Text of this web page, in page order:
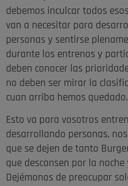
debemos inculcar todos
van a necesitar para
personas y sentirse
durante los entrenos y
deben conocer las
no deben ser mirar la
cuan arriba hemos quedado.
Esto va para vosotros
desarrollando personas,
que se dejen de tanto
que descansen por la
Dejémonos de preocupar